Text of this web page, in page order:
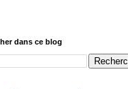
dans ce blog